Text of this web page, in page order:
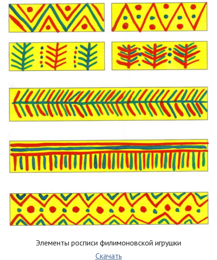
Элементы росписи филимоновской игрушки
Скачать